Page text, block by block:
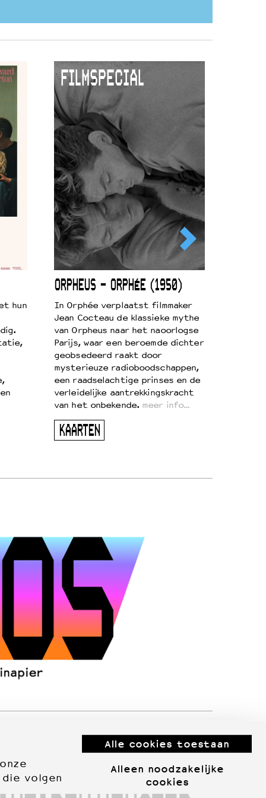
volgen
Alle cookies toestaan
Alleen noodzakelijke
cookies
hun
FILMSPECIAL
ORPHEUS – ORPHÉE (1950)
In Orphée verplaatst filmmaker
Jean Cocteau de klassieke mythe
van Orpheus naar het naoorlogse
Parijs, waar een beroemde dichter
geobsedeerd raakt door
mysterieuze radioboodschappen,
een raadselachtige prinses en de
verleidelijke aantrekkingskracht
van het onbekende. meer info…
KAARTEN